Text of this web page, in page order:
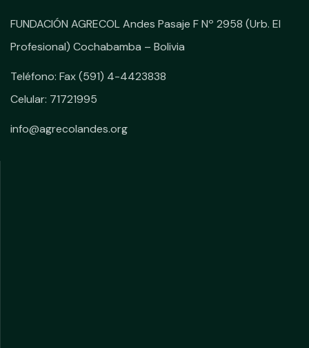
FUNDACIÓN AGRECOL Andes Pasaje F Nº 2958 (Urb. El
Profesional) Cochabamba – Bolivia
Teléfono: Fax (591) 4-4423838
Celular: 71721995
info@agrecolandes.org